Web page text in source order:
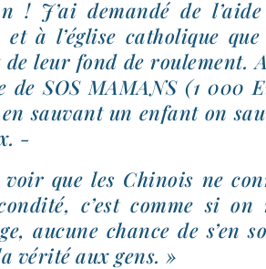
! J’ai deman­dé de
à l’église catho­lique
de leur fond de rou­le­ment.
SOS MAMANS (1 000
sau­vant un enfant on
-
voir que les Chinois ne
c’est comme si
aucune chance de s’en
véri­té aux gens. »